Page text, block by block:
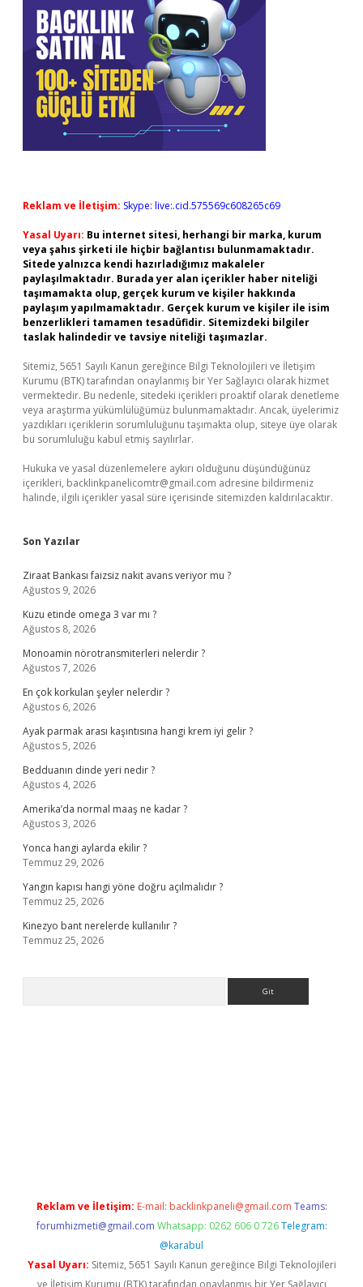
Reklam ve İletişim: Skype: live:.cid.575569c608265c69
Yasal Uyarı: Bu internet sitesi, herhangi bir marka, kurum
veya şahıs şirketi ile hiçbir bağlantısı bulunmamaktadır.
Sitede yalnızca kendi hazırladığımız makaleler
paylaşılmaktadır. Burada yer alan içerikler haber niteliği
taşımamakta olup, gerçek kurum ve kişiler hakkında
paylaşım yapılmamaktadır. Gerçek kurum ve kişiler ile isim
benzerlikleri tamamen tesadüfidir. Sitemizdeki bilgiler
taslak halindedir ve tavsiye niteliği taşımazlar.
Sitemiz, 5651 Sayılı Kanun gereğince Bilgi Teknolojileri ve İletişim
Kurumu (BTK) tarafından onaylanmış bir Yer Sağlayıcı olarak hizmet
vermektedir. Bu nedenle, sitedeki içerikleri proaktif olarak denetleme
veya araştırma yükümlülüğümüz bulunmamaktadır. Ancak, üyelerimiz
yazdıkları içeriklerin sorumluluğunu taşımakta olup, siteye üye olarak
bu sorumluluğu kabul etmiş sayılırlar.
Hukuka ve yasal düzenlemelere aykırı olduğunu düşündüğünüz
içerikleri, backlinkpanelicomtr@gmail.com adresine bildirmeniz
halinde, ilgili içerikler yasal süre içerisinde sitemizden kaldırılacaktır.
Son Yazılar
Ziraat Bankası faizsiz nakit avans veriyor mu ?
Ağustos 9, 2026
Kuzu etinde omega 3 var mı ?
Ağustos 8, 2026
Monoamin nörotransmiterleri nelerdir ?
Ağustos 7, 2026
En çok korkulan şeyler nelerdir ?
Ağustos 6, 2026
Ayak parmak arası kaşıntısına hangi krem iyi gelir ?
Ağustos 5, 2026
Bedduanın dinde yeri nedir ?
Ağustos 4, 2026
Amerika’da normal maaş ne kadar ?
Ağustos 3, 2026
Yonca hangi aylarda ekilir ?
Temmuz 29, 2026
Yangın kapısı hangi yöne doğru açılmalıdır ?
Temmuz 25, 2026
Kinezyo bant nerelerde kullanılır ?
Temmuz 25, 2026
Reklam ve İletişim: E-mail: backlinkpaneli@gmail.com Teams:
forumhizmeti@gmail.com Whatsapp: 0262 606 0 726 Telegram:
@karabul
Yasal Uyarı: Sitemiz, 5651 Sayılı Kanun gereğince Bilgi Teknolojileri
ve İletişim Kurumu (BTK) tarafından onaylanmış bir Yer Sağlayıcı